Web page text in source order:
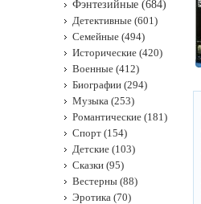
Фэнтезийные (684)
Детективные (601)
Семейные (494)
Исторические (420)
Военные (412)
Биографии (294)
Музыка (253)
Романтические (181)
Спорт (154)
Детские (103)
Сказки (95)
Вестерны (88)
Эротика (70)